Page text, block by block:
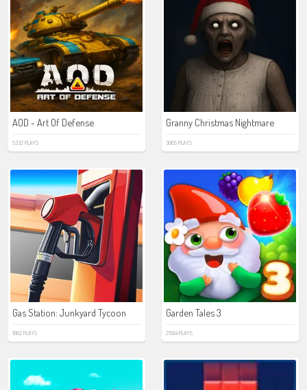
AOD - Art Of Defense
5332 PLAYS
Granny Christmas Nightmare
3065 PLAYS
Gas Station: Junkyard Tycoon
1862 PLAYS
Garden Tales 3
21564 PLAYS